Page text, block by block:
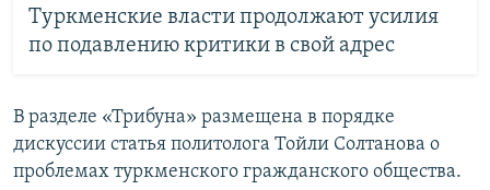
Туркменские власти продолжают усилия
по подавлению критики в свой адрес
В разделе «Трибуна» размещена в порядке
дискуссии статья политолога Тойли Солтанова о
проблемах туркменского гражданского общества.